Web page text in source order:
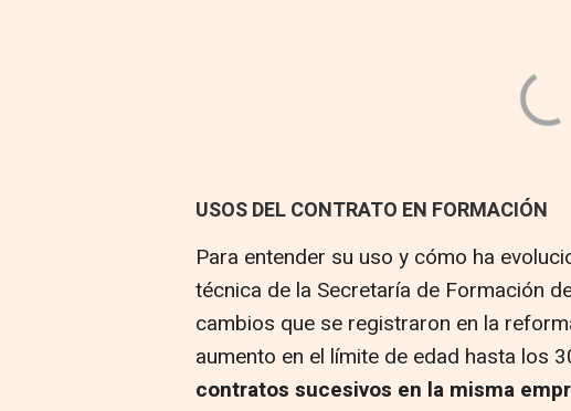
USOS DEL CONTRATO EN FORMACIÓN
Para entender su uso y cómo ha
técnica de la Secretaría de Formación
cambios que se registraron en la
aumento en el límite de edad hasta los
contratos sucesivos en la misma